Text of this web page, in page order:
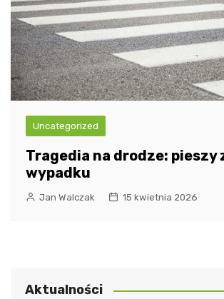
Uncategorized
Tragedia na drodze: pieszy
wypadku
Jan Walczak 15 kwietnia 2026
Aktualności